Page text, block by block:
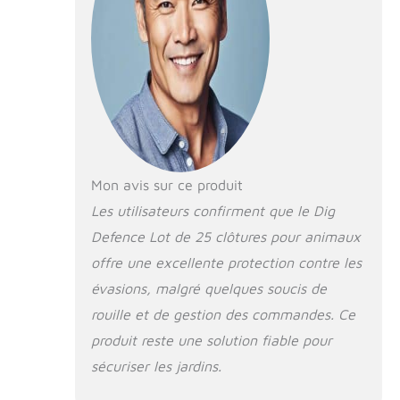
sans tracas pour
chiens et autres
animaux - Ne
nécessite pas de
creuser et
fonctionne avec
les clôtures
existantes,
réduisant ainsi le
efforts
nécessaires à
l'installation.
Protection de
haute qualité :
fabriquée aux
fabriquée en
acier américain
Mon avis sur ce produit
Les utilisateurs confirment que le Dig
Defence Lot de 25 clôtures pour animaux
offre une excellente protection contre les
évasions, malgré quelques soucis de
rouille et de gestion des commandes. Ce
produit reste une solution fiable pour
sécuriser les jardins.